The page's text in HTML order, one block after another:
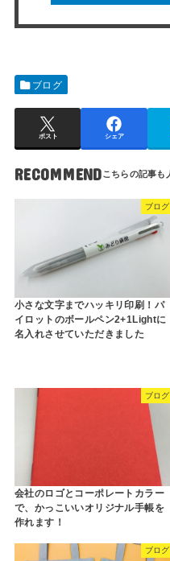
ブログ
ポスト シェア
RECOMMEND
ブログ
小さな文字までハッキリ印刷！パ
イロットのボールペン2+1Lightに
名入れさせていただきました
ブログ
会社のロゴとコーポレートカラー
で、かっこいいオリジナル手帳を
作れます！
ブログ